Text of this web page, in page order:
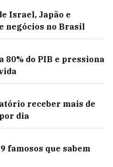
Israel, Japão e
negócios no Brasil
do PIB e pressiona
receber mais de
dia
famosos que sabem